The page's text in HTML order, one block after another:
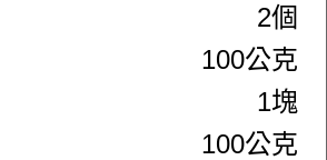
2個
100公克
1塊
100公克